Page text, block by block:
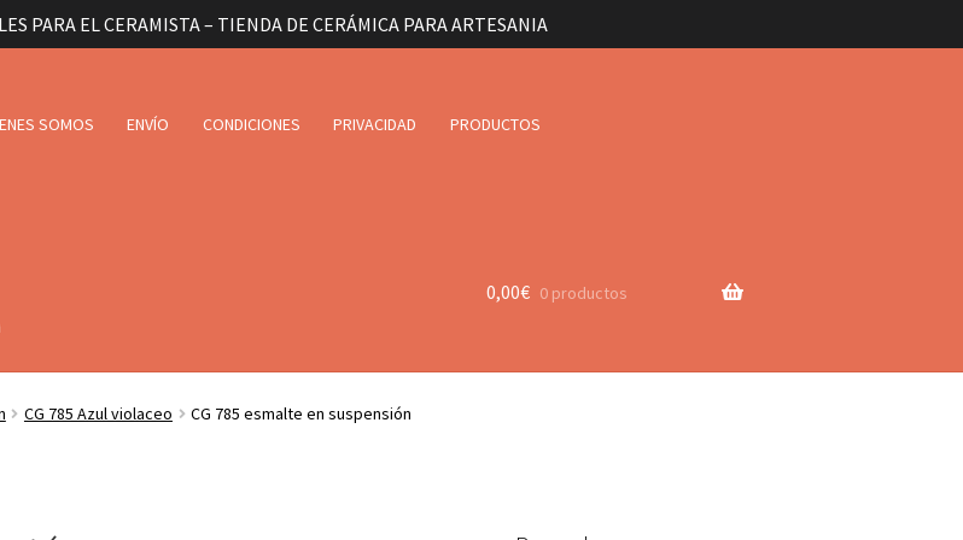
PARA EL CERAMISTA – TIENDA DE CERÁMICA PARA ARTESANIA
SOMOS ENVÍO CONDICIONES PRIVACIDAD PRODUCTOS
0,00€ 0 productos
CG 785 Azul violaceo CG 785 esmalte en suspensión